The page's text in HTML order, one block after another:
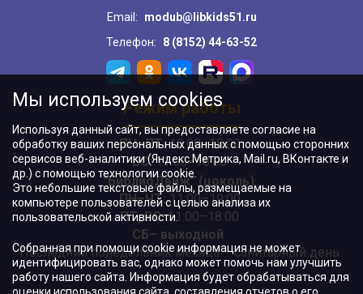
Email:
modub@libkids51.ru
Телефон:
8 (8152) 44-63-52
Режим работы
ПН–ПТ:10:00–18:00
ВС:11:00–18:00
"БиблиоДвиж" (цоколь):
ПН–ЧТ:11:00–19:00
ПТ, ВС:11:00–18:00
СБ– выходной
Последний понедельник месяца – санитарный день
Мы используем cookies
Используя данный сайт, вы предоставляете согласие на
обработку ваших персональных данных с помощью сторонних
сервисов веб-аналитики (Яндекс.Метрика, Mail.ru, ВКонтакте и
др.) с помощью технологии cookie.
Это небольшие текстовые файлы, размещаемые на
компьютере пользователей с целью анализа их
пользовательской активности.
Собранная при помощи cookie информация не может
идентифицировать вас, однако может помочь нам улучшить
работу нашего сайта. Информация будет обрабатываться для